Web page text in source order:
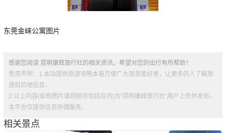
东莞金崃公寓图片
感谢您阅读 昆明康辉旅行社的相关资讯，希望对您的出行有所帮助！
免责声明：1.本站提供旅游攻略本着方便广大旅游爱好者，让更多的人了解旅
游目的地信息。
2.以上内容(如有图片或视频亦包括在内)为“昆明康辉旅行社”用户上传并发布，
本平台仅提供信息存储服务。
相关景点